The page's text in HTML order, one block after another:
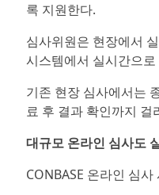
록 지원한다.
심사위원은 현장에서
시스템에서 실시간으
기존 현장 심사에서는
료 후 결과 확인까지
대규모 온라인 심사도
CONBASE 온라인 심